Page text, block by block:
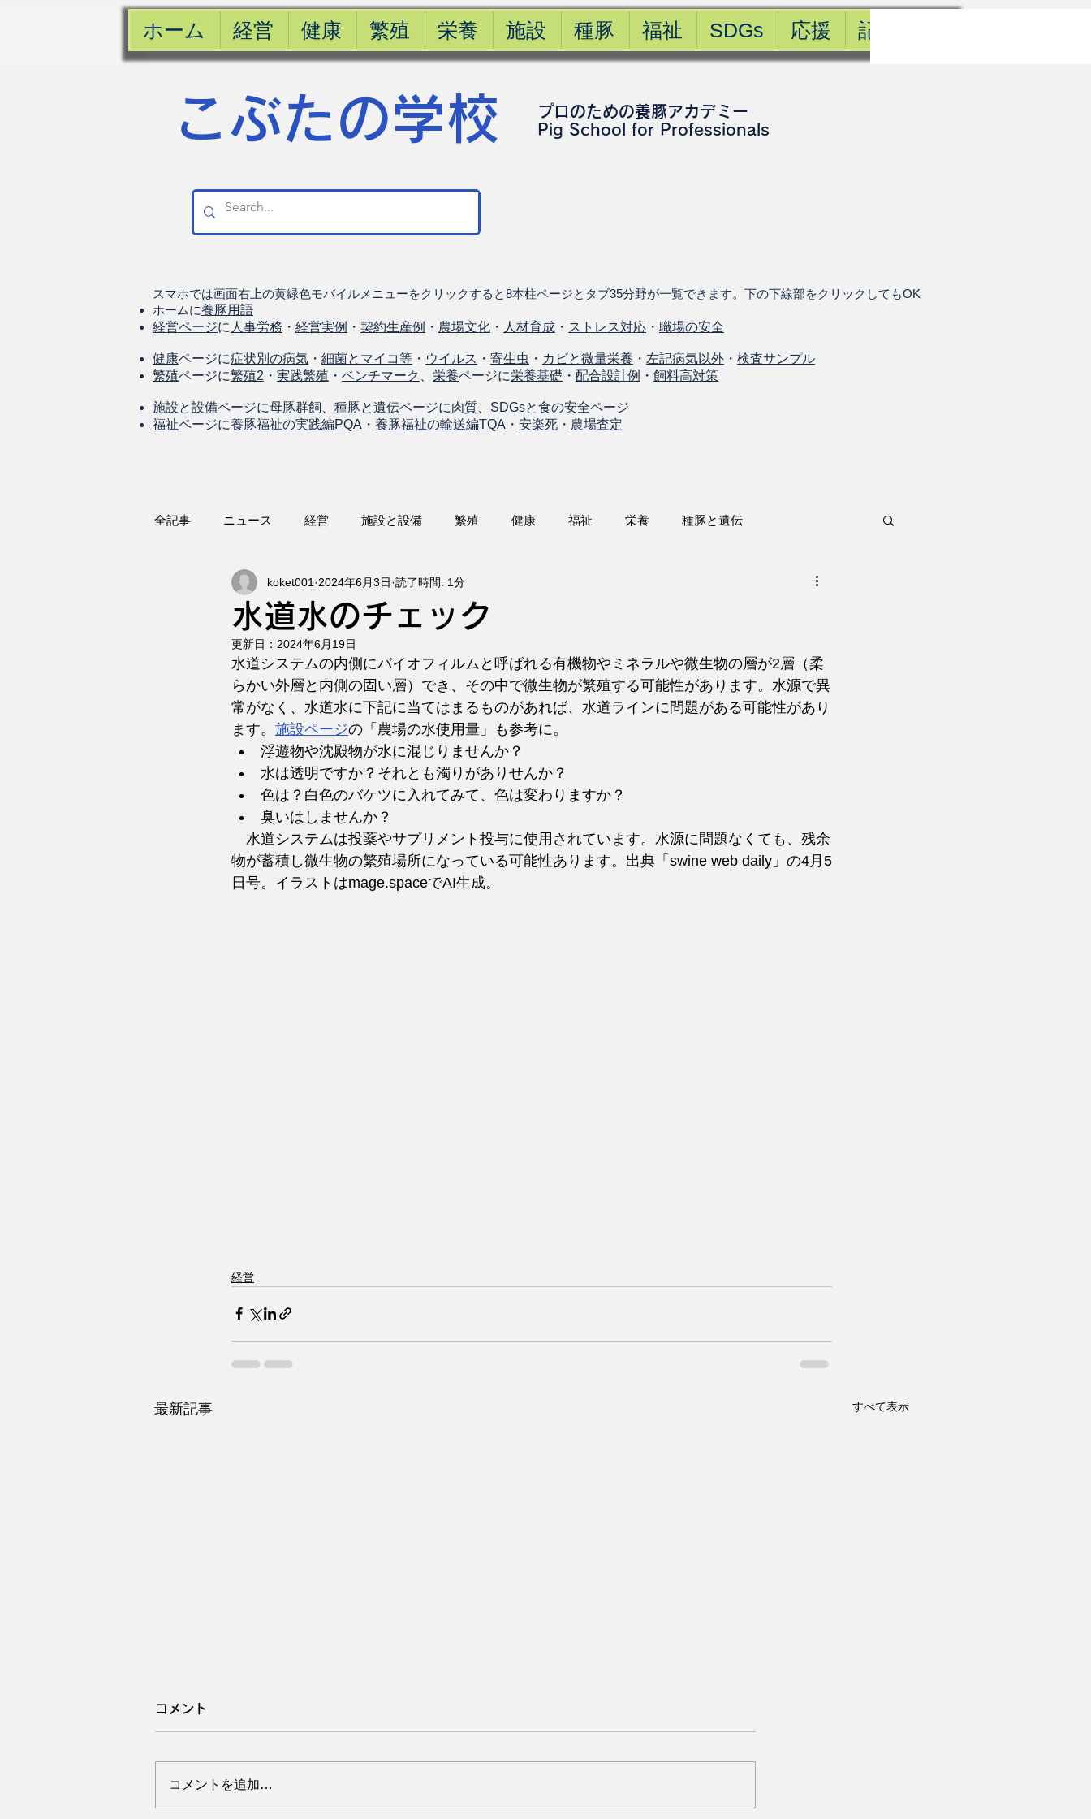
ホーム 経営 健康 繁殖 栄養 施設 種豚 福祉 SDGs 応援 記事一覧
​こぶたの学校
プロのための養豚アカデミー
​Pig School for Professionals
スマホでは画面右上の黄緑色モバイルメニューをクリックすると8本柱ページとタブ35分野が一覧できます。下の下線部をクリックしてもOK
ホームに養豚用語
経営ページに 人事労務 ・ 経営実例 ・ 契約生産例 ・ 農場文化 ・ 人材育成 ・ ストレス対応 ・ 職場の安全
健康ページに症状別の病気 ・ 細菌とマイコ等 ・ ウイルス ・ 寄生虫 ・ カビと微量栄養 ・ 左記病気以外 ・ 検査サンプル
繁殖ページに繁殖2 ・ 実践繁殖 ・ ベンチマーク 栄養ページに栄養基礎 ・ 配合設計例 ・ 飼料高対策
施設と設備ページに母豚群飼 種豚と遺伝ページに肉質 SDGsと食の安全ページ
福祉ページに養豚福祉の実践編PQA ・ 養豚福祉の輸送編TQA ・ 安楽死 ・ 農場査定
全記事 ニュース 経営 施設と設備 繁殖 健康 福祉 栄養 種豚と遺伝
水道水のチェック
koket001 2024年6月3日 読了時間: 1分
更新日： 2024年6月19日
水道システムの内側にバイオフィルムと呼ばれる有機物やミネラルや微生物の層が2層（柔
らかい外層と内側の固い層）でき、その中で微生物が繁殖する可能性があります。水源で異
常がなく、水道水に下記に当てはまるものがあれば、水道ラインに問題がある可能性があり
ます。 施設ページの「農場の水使用量」も参考に。
浮遊物や沈殿物が水に混じりませんか？
水は透明ですか？それとも濁りがありせんか？
色は？白色のバケツに入れてみて、色は変わりますか？
臭いはしませんか？
水道システムは投薬やサプリメント投与に使用されています。水源に問題なくても、残余
物が蓄積し微生物の繁殖場所になっている可能性あります。出典「swine web daily」の4月5
日号。イラストはmage.spaceでAI生成。
経営
最新記事 すべて表示
コメント
コメントを追加…